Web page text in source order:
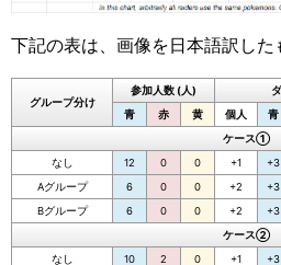
下記の表は、画像を日本語訳した
グループ分け
参加人数 (人)
青
赤 黄 個人 青
ケース①
なし
12 0 0 +1 +3
Aグループ
6 0 0 +2 +3
Bグループ
6 0 0 +2 +3
ケース②
なし
10 2 0 +1 +3